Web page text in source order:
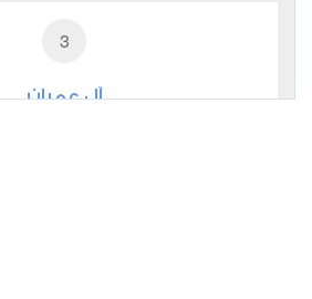
3
آل عمران